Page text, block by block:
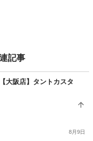
記事
大阪店】タントカスタ
8月9日